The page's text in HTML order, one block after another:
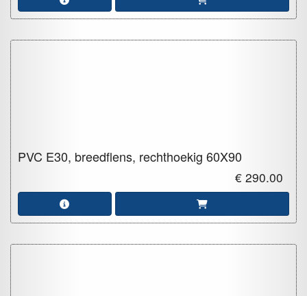
PVC E30, breedflens, rechthoekig 60X90
€ 290.00